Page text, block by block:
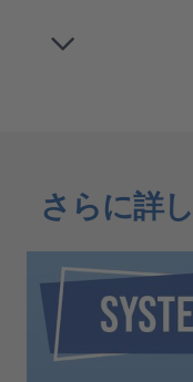
さらに詳